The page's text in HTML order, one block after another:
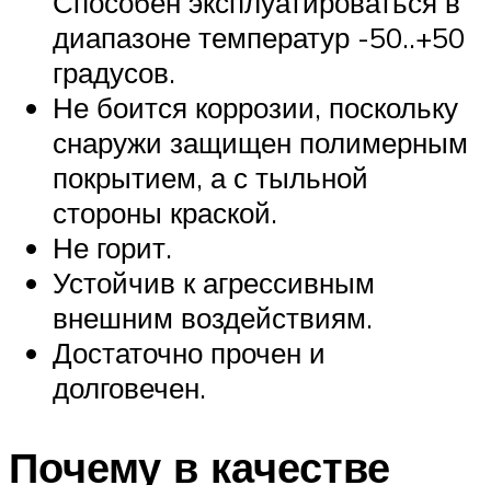
диапазоне температур -50..+50
градусов.
Не боится коррозии, поскольку
снаружи защищен полимерным
покрытием, а с тыльной
стороны краской.
Не горит.
Устойчив к агрессивным
внешним воздействиям.
Достаточно прочен и
долговечен.
Почему в качестве